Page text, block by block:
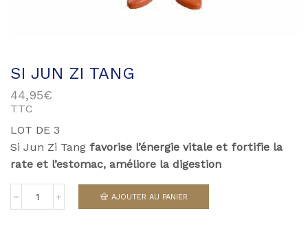
SI JUN ZI TANG
44,95€
TTC
LOT DE 3
Si Jun Zi Tang favorise l’énergie vitale et fortifie la
rate et l’estomac, améliore la digestion
quantité
AJOUTER AU PANIER